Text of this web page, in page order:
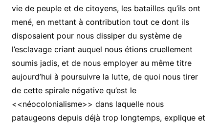
vie de peuple et de citoyens, les batailles qu’ils ont
mené, en mettant à contribution tout ce dont ils
disposaient pour nous dissiper du système de
l’esclavage criant auquel nous étions cruellement
soumis jadis, et de nous employer au même titre
aujourd’hui à poursuivre la lutte, de quoi nous tirer
de cette spirale négative qu’est le
<<néocolonialisme>> dans laquelle nous
pataugeons depuis déjà trop longtemps, explique et